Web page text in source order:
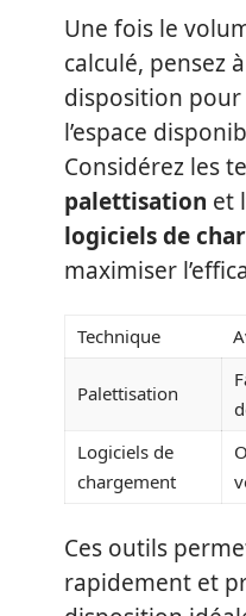
Une fois le
calculé, pensez
disposition
l’espace
Considérez les
palettisation et
logiciels de
maximiser
Technique
Palettisation
Logiciels de
chargement
Ces outils
rapidement et